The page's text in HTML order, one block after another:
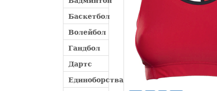
Баскетбол
Волейбол
Гандбол
Дартс
Единоборства